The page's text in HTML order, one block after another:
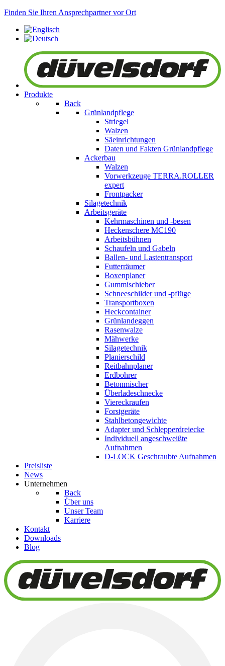
Finden Sie Ihren Ansprechpartner vor Ort
Produkte
Back
Grünlandpflege
Striegel
Walzen
Säeinrichtungen
Daten und Fakten Grünlandpflege
Ackerbau
Walzen
Vorwerkzeuge TERRA.ROLLER
expert
Frontpacker
Silagetechnik
Arbeitsgeräte
Kehrmaschinen und -besen
Heckenschere MC190
Arbeitsbühnen
Schaufeln und Gabeln
Ballen- und Lastentransport
Futterräumer
Boxenplaner
Gummischieber
Schneeschilder und -pflüge
Transportboxen
Heckcontainer
Grünlandeggen
Rasenwalze
Mähwerke
Silagetechnik
Planierschild
Reitbahnplaner
Erdbohrer
Betonmischer
Überladeschnecke
Viereckraufen
Forstgeräte
Stahlbetongewichte
Adapter und Schlepperdreiecke
Individuell angeschweißte
Aufnahmen
D-LOCK Geschraubte Aufnahmen
Preisliste
News
Unternehmen
Back
Über uns
Unser Team
Karriere
Kontakt
Downloads
Blog